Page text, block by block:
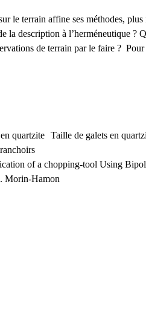
le terrain affine ses méthodes,
la description à l’herméneutique ?
de terrain par le faire ?
Taille de galets en
of a chopping-tool Using
Morin-Hamon